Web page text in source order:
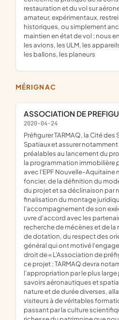
restauration et du vol sur
amateur, expérimentaux,
historiques, ou simplement
maintien en état de vol ; nous
les avions, les ULM, les
les ballons, les planeurs
MÉRIGNAC
ASSOCIATION DE
2020-04-24
préfigurer TARMAQ, la Cité des Savoirs Aéronautiques et
Spatiaux et assurer
préalables au lancement du
la programmation immobilière
avec l'EPF Nouvelle-Aquitaine
foncier, de la définition du
du projet et sa déclinaison par
finalisation du montage
l'accompagnement de son
uvre d'accord avec les
recherche de mécènes et de la
de dotation, du respect des
général qui ont motivé
droit de « L'Association de
ce projet ; TARMAQ devra
l'appropriation par le plus
savoirs aéronautiques et
nature et de durée diverses,
visiteurs à de véritables
passant par la culture